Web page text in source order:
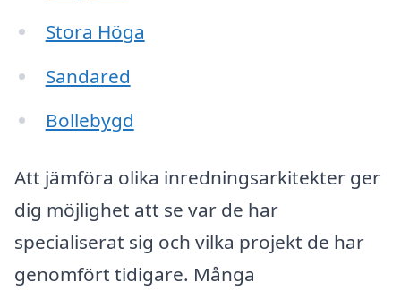
Stora Höga
Sandared
Bollebygd
Att jämföra olika inredningsarkitekter ger
dig möjlighet att se var de har
specialiserat sig och vilka projekt de har
genomfört tidigare. Många